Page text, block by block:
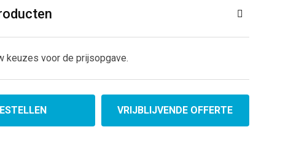
keuzes voor de prijsopgave.
VRIJBLIJVENDE OFFERTE